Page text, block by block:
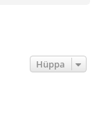
Hüppa